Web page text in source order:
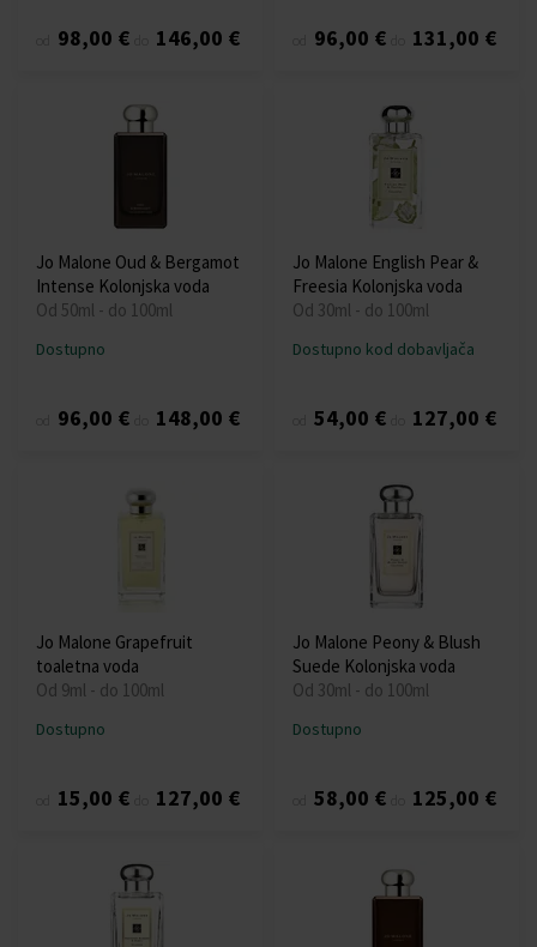
98,00 € 146,00 € 96,00 € 131,00 €
Jo Malone Oud & Bergamot
Intense Kolonjska voda
Od 50ml - do 100ml
Dostupno
96,00 € 148,00 €
Jo Malone English Pear &
Freesia Kolonjska voda
Od 30ml - do 100ml
Dostupno kod dobavljača
54,00 € 127,00 €
Jo Malone Grapefruit
toaletna voda
Od 9ml - do 100ml
Dostupno
15,00 € 127,00 €
Jo Malone Peony & Blush
Suede Kolonjska voda
Od 30ml - do 100ml
Dostupno
58,00 € 125,00 €